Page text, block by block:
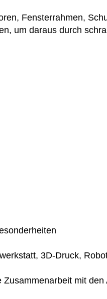
Fensterrahmen,
um daraus durch
3D-Druck,
mit